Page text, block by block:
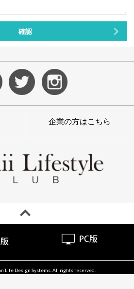
企業の方はこちら
Life Design Systems. All rights reserved.